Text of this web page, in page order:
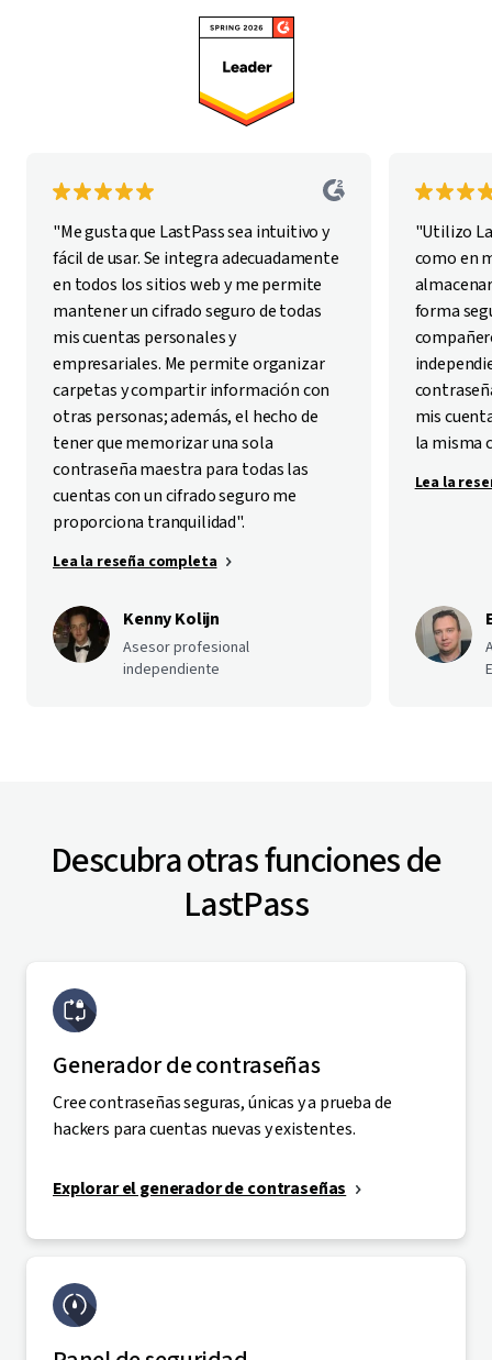
"Me gusta que LastPass sea intuitivo y
fácil de usar. Se integra adecuadamente
en todos los sitios web y me permite
mantener un cifrado seguro de todas
mis cuentas personales y
empresariales. Me permite organizar
carpetas y compartir información con
otras personas; además, el hecho de
tener que memorizar una sola
contraseña maestra para todas las
cuentas con un cifrado seguro me
proporciona tranquilidad".
Lea la reseña completa
Kenny Kolijn
Asesor profesional
independiente
"Utilizo
como en
forma
mis
la misma
Lea la
Descubra otras funciones de
LastPass
Generador de contraseñas
Cree contraseñas seguras, únicas y a prueba de
hackers para cuentas nuevas y existentes.
Explorar el generador de contraseñas